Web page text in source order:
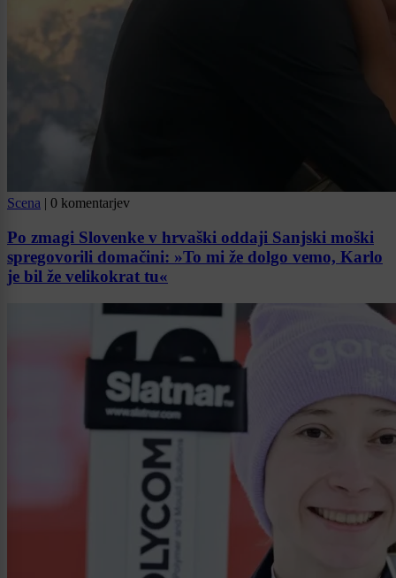
Scena | 0 komentarjev
Po zmagi Slovenke v hrvaški oddaji Sanjski moški
spregovorili domačini: »To mi že dolgo vemo, Karlo
je bil že velikokrat tu«